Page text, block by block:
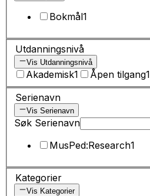
Bokmål1
Utdanningsnivå
Vis Utdanningsnivå
Akademisk1 Åpen tilgang1
Serienavn
Vis Serienavn
Søk Serienavn
MusPed:Research1
Kategorier
Vis Kategorier